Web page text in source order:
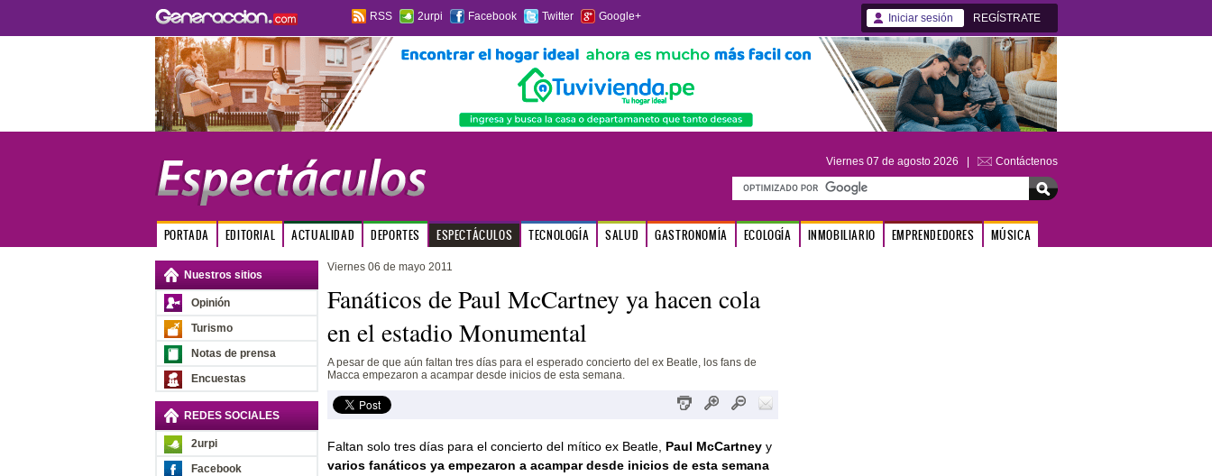
RSS 2urpi Facebook Twitter Google+ Iniciar sesión REGÍSTRATE
Viernes 07 de agosto 2026 | Contáctenos
PORTADA EDITORIAL ACTUALIDAD DEPORTES ESPECTÁCULOS TECNOLOGÍA SALUD GASTRONOMÍA ECOLOGÍA INMOBILIARIO EMPRENDEDORES MÚSICA
Nuestros sitios
Opinión
Turismo
Notas de prensa
Encuestas
REDES SOCIALES
2urpi
Facebook
Viernes 06 de mayo 2011
Fanáticos de Paul McCartney ya hacen cola
en el estadio Monumental
A pesar de que aún faltan tres días para el esperado concierto del ex Beatle, los fans de
Macca empezaron a acampar desde inicios de esta semana.
Faltan solo tres días para el concierto del mítico ex Beatle, Paul McCartneyy
varios fanáticos ya empezaron a acampar desde inicios de esta semana